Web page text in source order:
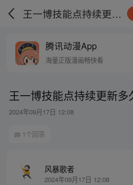
王一博技能点持续更新多久
腾讯动漫App
海量正版漫画畅快看
王一博技能点持续更新多
2024年09月17日 12:08
1个回答
风暴歌者
2024年09月17日 12:08